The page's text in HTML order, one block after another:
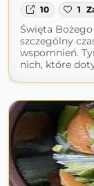
10 1
Święta
szczególny
wspomnień.
nich, które